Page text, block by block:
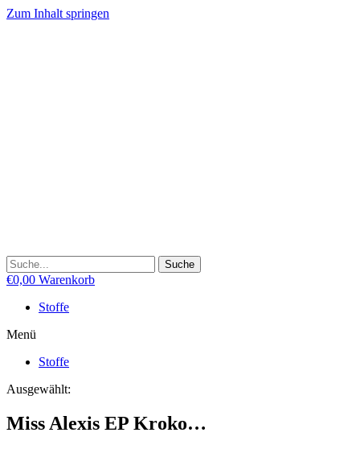
Zum Inhalt springen
Suche
€0,00 Warenkorb
Stoffe
Menü
Stoffe
Ausgewählt:
Miss Alexis EP Kroko…